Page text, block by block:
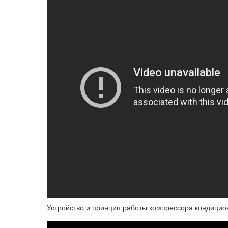
Устройство и принцип работы компрессора